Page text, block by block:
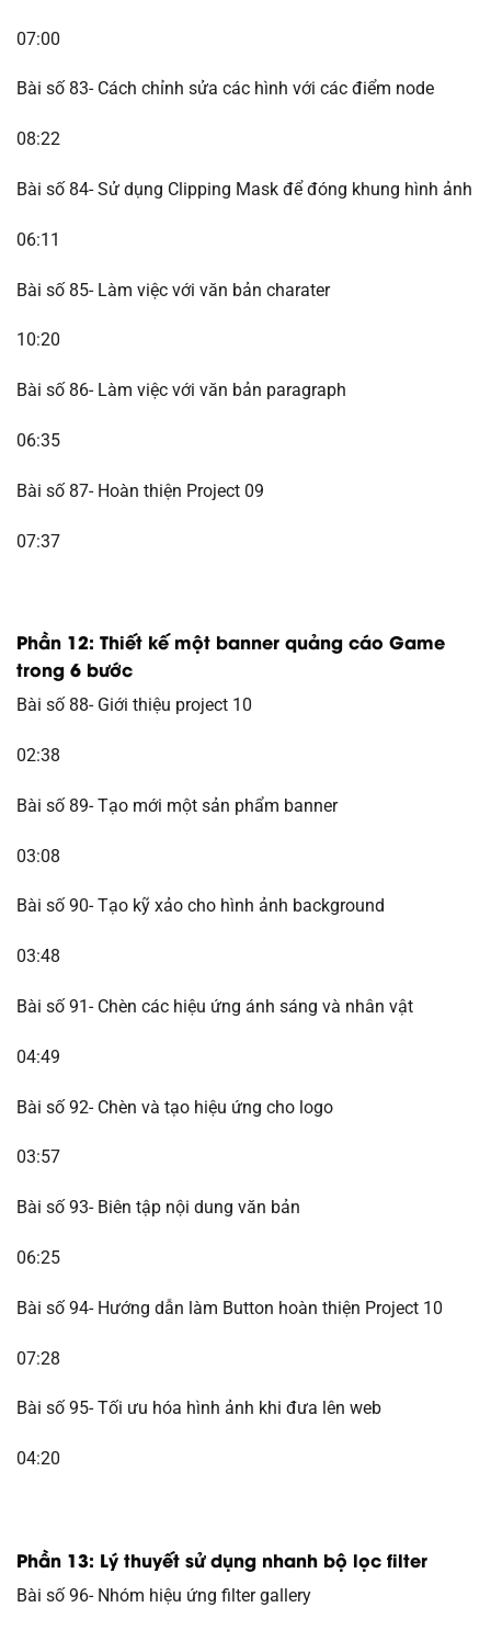
07:00
Bài số 83- Cách chỉnh sửa các hình với các điểm node
08:22
Bài số 84- Sử dụng Clipping Mask để đóng khung hình ảnh
06:11
Bài số 85- Làm việc với văn bản charater
10:20
Bài số 86- Làm việc với văn bản paragraph
06:35
Bài số 87- Hoàn thiện Project 09
07:37
Phần 12: Thiết kế một banner quảng cáo Game
trong 6 bước
Bài số 88- Giới thiệu project 10
02:38
Bài số 89- Tạo mới một sản phẩm banner
03:08
Bài số 90- Tạo kỹ xảo cho hình ảnh background
03:48
Bài số 91- Chèn các hiệu ứng ánh sáng và nhân vật
04:49
Bài số 92- Chèn và tạo hiệu ứng cho logo
03:57
Bài số 93- Biên tập nội dung văn bản
06:25
Bài số 94- Hướng dẫn làm Button hoàn thiện Project 10
07:28
Bài số 95- Tối ưu hóa hình ảnh khi đưa lên web
04:20
Phần 13: Lý thuyết sử dụng nhanh bộ lọc filter
Bài số 96- Nhóm hiệu ứng filter gallery